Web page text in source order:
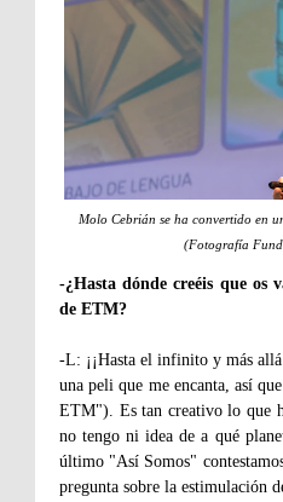
Molo Cebrián se ha convertido en
(Fotografía
-¿Hasta dónde creéis que os
de ETM?
-L: ¡¡Hasta el infinito y más
una peli que me encanta, así
ETM"). Es tan creativo lo que
no tengo ni idea de a qué
último "Así Somos"
pregunta sobre la estimulación